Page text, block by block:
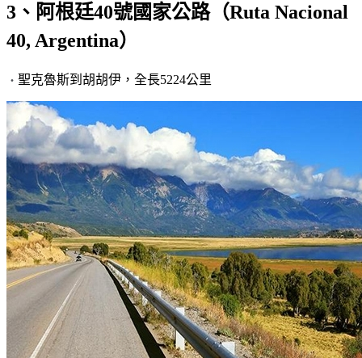
3、阿根廷40號國家公路（Ruta Nacional
40, Argentina）
・ 聖克魯斯到胡胡伊，全長5224公里